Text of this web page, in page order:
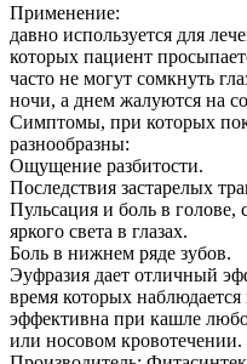
Применение:
давно используется для
которых пациент
часто не могут сомкнуть
ночи, а днем жалуются на
Симптомы, при которых
разнообразны:
Ощущение разбитости.
Последствия застарелых
Пульсация и боль в
яркого света в глазах.
Боль в нижнем ряде зубов.
Эуфразия дает отличный
время которых
эффективна при кашле
или носовом кровотечении.